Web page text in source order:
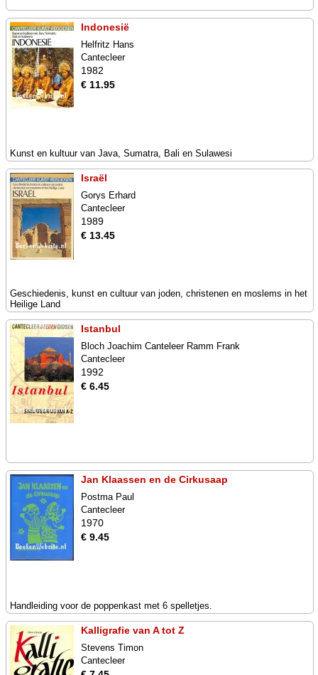
Indonesië
Helfritz Hans
Cantecleer
1982
€ 11.95
Kunst en kultuur van Java, Sumatra, Bali en Sulawesi
Israël
Gorys Erhard
Cantecleer
1989
€ 13.45
Geschiedenis, kunst en cultuur van joden, christenen en moslems in het
Heilige Land
Istanbul
Bloch Joachim Canteleer Ramm Frank
Cantecleer
1992
€ 6.45
Jan Klaassen en de Cirkusaap
Postma Paul
Cantecleer
1970
€ 9.45
Handleiding voor de poppenkast met 6 spelletjes.
Kalligrafie van A tot Z
Stevens Timon
Cantecleer